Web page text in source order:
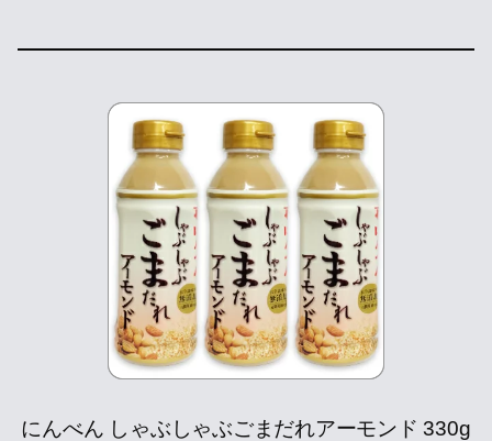
にんべん しゃぶしゃぶごまだれアーモンド 330g